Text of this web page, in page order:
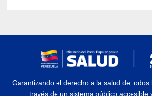
Garantizando el derecho a la salud de todos
través de un sistema público accesible